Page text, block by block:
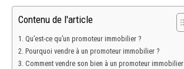
Contenu de l'article
Qu’est-ce qu’un promoteur immobilier ?
Pourquoi vendre à un promoteur immobilier ?
Comment vendre son bien à un promoteur immobilier